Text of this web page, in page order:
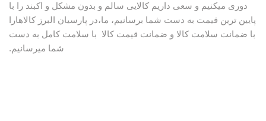
دوری میکنیم و سعی داریم کالایی سالم و بدون مشکل و اکبند را با
پایین ترین قیمت به دست شما برسانیم، ما،در پارسیان البرز کالاهارا
با ضمانت سلامت کالا و ضمانت قیمت کالا با سلامت کامل به دست
شما میرسانیم.